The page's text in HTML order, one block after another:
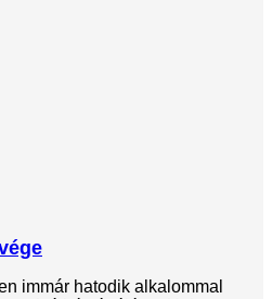
immár hatodik alkalommal